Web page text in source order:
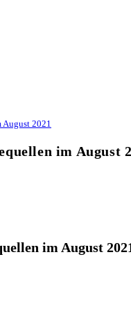
2021
im August
im August